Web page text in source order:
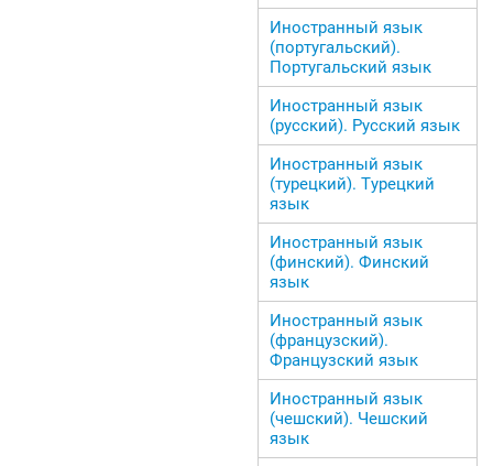
Иностранный язык
(португальский).
Португальский язык
Иностранный язык
(русский). Русский язык
Иностранный язык
(турецкий). Турецкий
язык
Иностранный язык
(финский). Финский
язык
Иностранный язык
(французский).
Французский язык
Иностранный язык
(чешский). Чешский
язык